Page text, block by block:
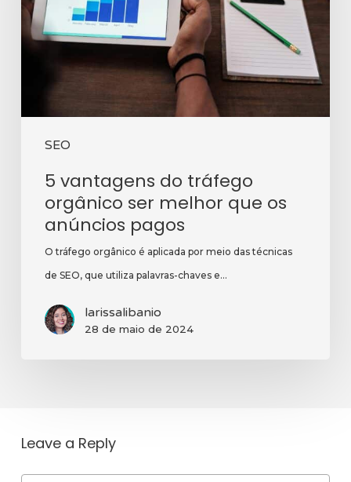
SEO
orgânico
ser
melhor
5 vantagens do tráfego
orgânico ser melhor que os
anúncios pagos
O tráfego orgânico é aplicada por meio das técnicas
de SEO, que utiliza palavras-chaves e…
larissalibanio
28 de maio de 2024
Leave a Reply